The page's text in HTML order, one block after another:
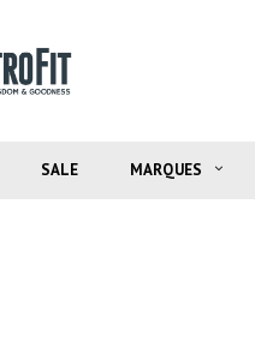
SALE MARQUES